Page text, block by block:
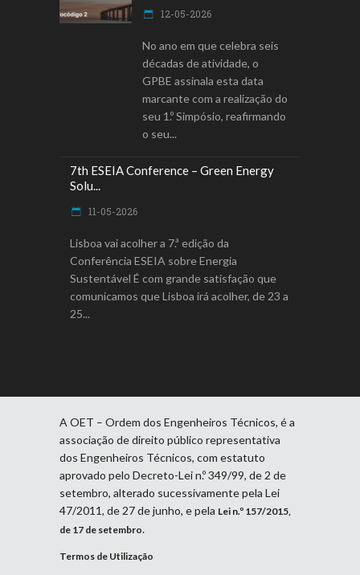
12-05-2026
No ano em que celebra seis
décadas de atividade, o
GPBE assinala esta data
marcante com a realização do
seu 1.º Simpósio, reafirmando
o seu
7th ESEIA Conference – Green Energy
Solu...
11-05-2026
Lisboa vai acolher a 7.ª edição da
Conferência ESEIA sobre Energia
Sustentável É com grande satisfação que
comunicamos que Lisboa irá acolher, de 23 a
25
A OET – Ordem dos Engenheiros Técnicos, é a
associação de direito público representativa
dos Engenheiros Técnicos, com estatuto
aprovado pelo Decreto-Lei n.º 349/99, de 2 de
setembro, alterado sucessivamente pela Lei
47/2011, de 27 de junho, e pela Lei n.º 157/2015,
de 17 de setembro.
Termos de Utilização